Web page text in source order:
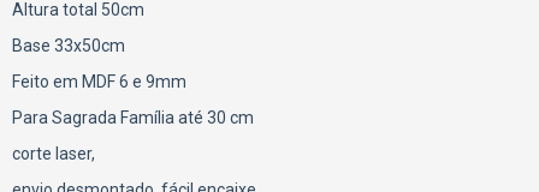
Altura total 50cm
Base 33x50cm
Feito em MDF 6 e 9mm
Para Sagrada Família até 30 cm
corte laser,